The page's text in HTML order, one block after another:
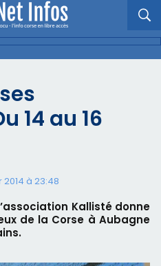
14 au 16
à 23:48
Kallisté donne
de la Corse à Aubagne